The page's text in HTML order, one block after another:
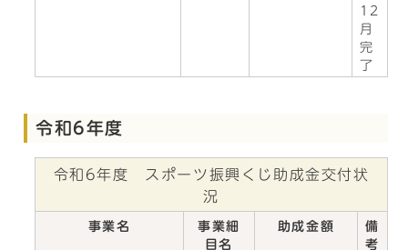
12
月
完
了
令和6年度
令和6年度 スポーツ振興くじ助成金交付状
況
事業名
事業細
目名
助成金額
備
考